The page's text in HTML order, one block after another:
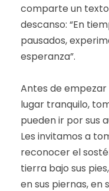
comparte un
descanso: “En
pausados,
esperanza”.
Antes de
lugar tranquilo,
pueden ir por sus
Les invitamos a
reconocer el
tierra bajo sus
en sus piernas, en